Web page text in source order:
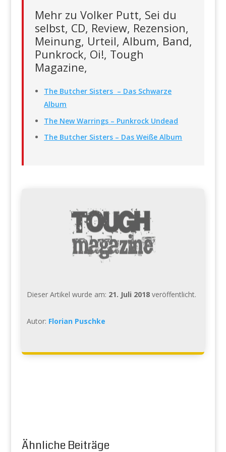
Mehr zu Volker Putt, Sei du
selbst, CD, Review, Rezension,
Meinung, Urteil, Album, Band,
Punkrock, Oi!, Tough
Magazine,
The Butcher Sisters – Das Schwarze
Album
The New Warrings – Punkrock Undead
The Butcher Sisters – Das Weiße Album
Dieser Artikel wurde am: 21. Juli 2018veröffentlicht.
Autor: Florian Puschke
Ähnliche Beiträge